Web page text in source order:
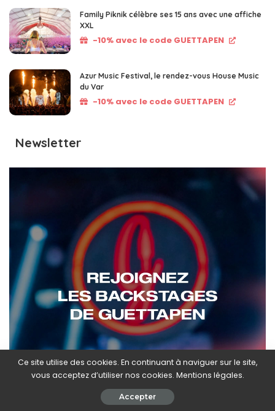
Family Piknik célèbre ses 15 ans avec une affiche
XXL
-10% avec le code GUETTAPEN
Azur Music Festival, le rendez-vous House Music
du Var
-10% avec le code GUETTAPEN
Newsletter
Ce site utilise des cookies. En continuant à naviguer sur le site,
vous acceptez d’utiliser nos cookies. Mentions légales.
Accepter